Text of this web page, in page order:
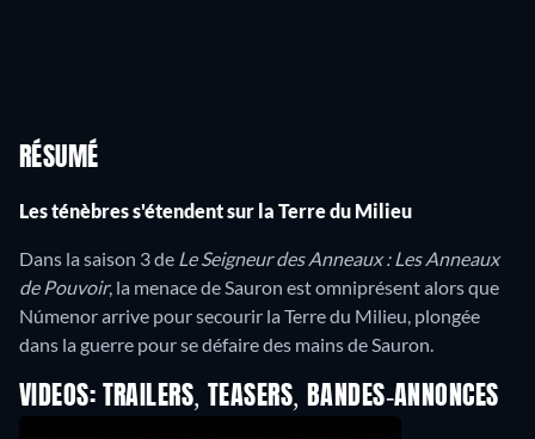
RÉSUMÉ
Les ténèbres s'étendent sur la Terre du Milieu
Dans la saison 3 de Le Seigneur des Anneaux : Les Anneaux
de Pouvoir, la menace de Sauron est omniprésent alors que
Númenor arrive pour secourir la Terre du Milieu, plongée
dans la guerre pour se défaire des mains de Sauron.
VIDEOS: TRAILERS, TEASERS, BANDES-ANNONCES